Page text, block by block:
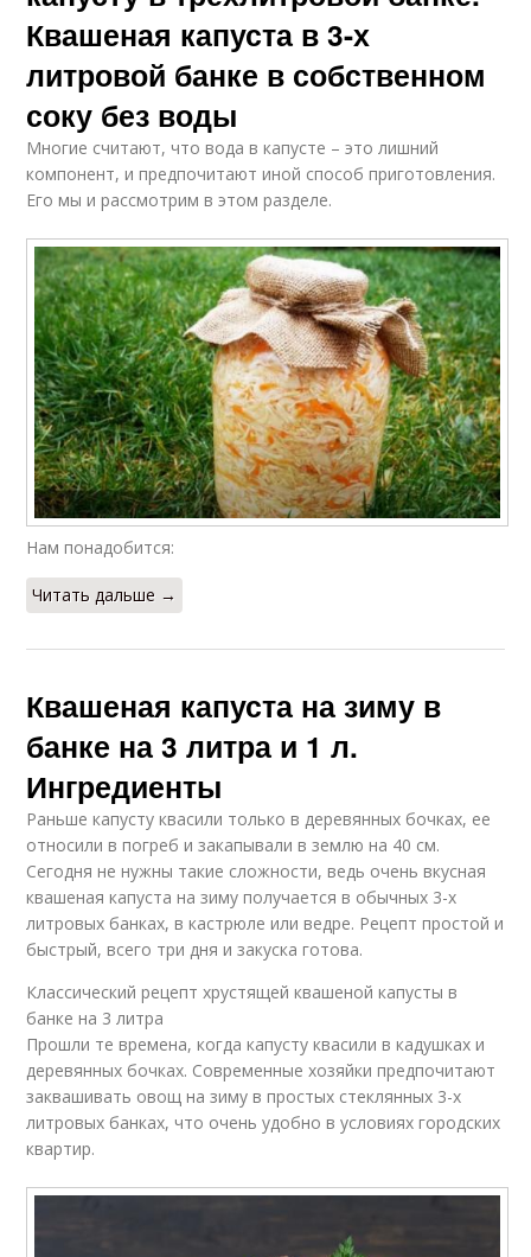
Квашеная капуста в 3-х
литровой банке в собственном
соку без воды
Многие считают, что вода в капусте – это лишний
компонент, и предпочитают иной способ приготовления.
Его мы и рассмотрим в этом разделе.
Нам понадобится:
Читать дальше →
Квашеная капуста на зиму в
банке на 3 литра и 1 л.
Ингредиенты
Раньше капусту квасили только в деревянных бочках, ее
относили в погреб и закапывали в землю на 40 см.
Сегодня не нужны такие сложности, ведь очень вкусная
квашеная капуста на зиму получается в обычных 3-х
литровых банках, в кастрюле или ведре. Рецепт простой и
быстрый, всего три дня и закуска готова.
Классический рецепт хрустящей квашеной капусты в
банке на 3 литра
Прошли те времена, когда капусту квасили в кадушках и
деревянных бочках. Современные хозяйки предпочитают
заквашивать овощ на зиму в простых стеклянных 3-х
литровых банках, что очень удобно в условиях городских
квартир.